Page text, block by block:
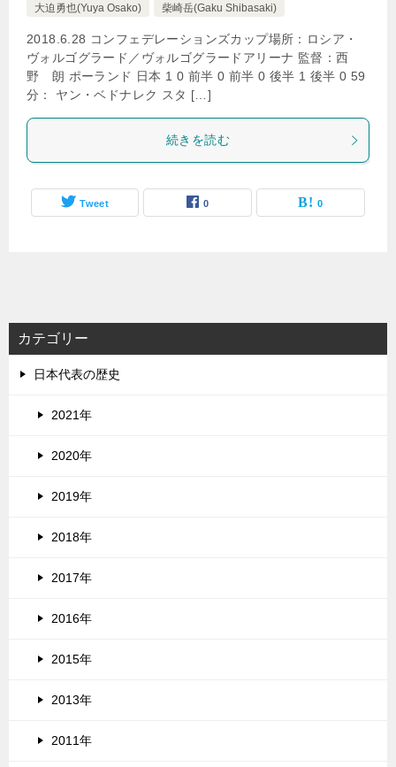
大迫勇也(Yuya Osako)
柴崎岳(Gaku Shibasaki)
2018.6.28 コンフェデレーションズカップ場所：ロシア・
ヴォルゴグラード／ヴォルゴグラードアリーナ 監督：西
野 朗 ポーランド 日本 1 0 前半 0 前半 0 後半 1 後半 0 59
分： ヤン・ベドナレク スタ […]
続きを読む
Tweet 0 0
カテゴリー
日本代表の歴史
2021年
2020年
2019年
2018年
2017年
2016年
2015年
2013年
2011年